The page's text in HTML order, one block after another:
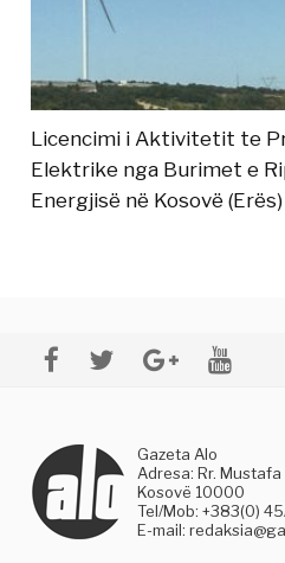
Licencimi i Aktivitetit te
Elektrike nga Burimet e
Energjisë në Kosovë (Erës)
Gazeta Alo
Adresa: Rr.
Kosovë 10000
Tel/Mob: +383(0)
E-mail: